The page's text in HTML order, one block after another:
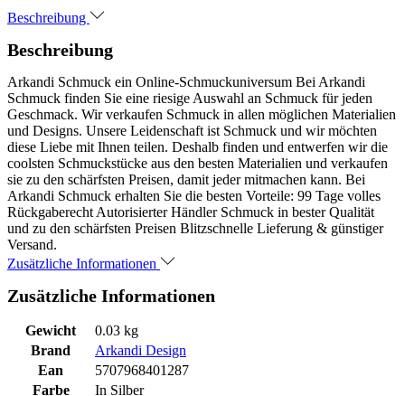
Beschreibung
Beschreibung
Arkandi Schmuck ein Online-Schmuckuniversum Bei Arkandi
Schmuck finden Sie eine riesige Auswahl an Schmuck für jeden
Geschmack. Wir verkaufen Schmuck in allen möglichen Materialien
und Designs. Unsere Leidenschaft ist Schmuck und wir möchten
diese Liebe mit Ihnen teilen. Deshalb finden und entwerfen wir die
coolsten Schmuckstücke aus den besten Materialien und verkaufen
sie zu den schärfsten Preisen, damit jeder mitmachen kann. Bei
Arkandi Schmuck erhalten Sie die besten Vorteile: 99 Tage volles
Rückgaberecht Autorisierter Händler Schmuck in bester Qualität
und zu den schärfsten Preisen Blitzschnelle Lieferung & günstiger
Versand.
Zusätzliche Informationen
Zusätzliche Informationen
Gewicht
0.03 kg
Brand
Arkandi Design
Ean
5707968401287
Farbe
In Silber